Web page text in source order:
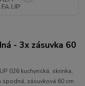
- 3x zásuvka 60
026 kuchynská, skrinka,
zásuvková 60 cm